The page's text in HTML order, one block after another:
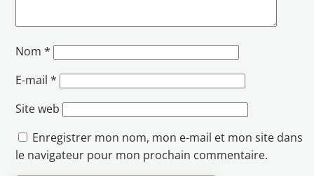
Nom*
E-mail*
Site web
Enregistrer mon nom, mon e-mail et mon site dans
le navigateur pour mon prochain commentaire.